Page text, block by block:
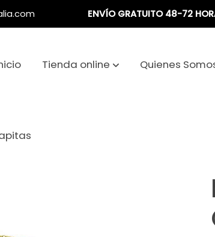
ENVÍO GRATUITO 48-72
Tienda online Quienes